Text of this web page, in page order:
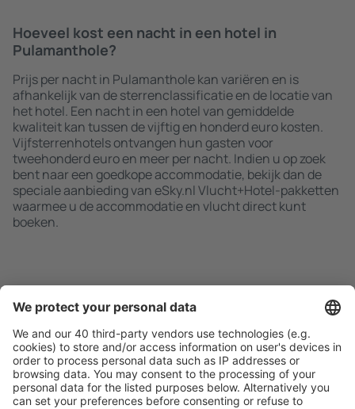
Hoeveel kost een nacht in een hotel in
Pulamanthole?
Prijs per nacht in Pulamanthole kan variëren en is
afhankelijk van de sterrenclassificatie en de locatie van
het hotel. Een nacht in een hotel van gemiddelde
kwaliteit kan tussen de vijftig en honderd euro kosten.
Vijfsterrenhotels ontvangen hun gasten voor
tweehonderd euro en meer per nacht. Indien u op zoek
bent naar een goedkope accommodatie, bekijk dan de
speciale aanbieding van eSky.nl Vlucht+Hotel-pakketten
waarmee u de accommodatie en vlucht direct kunt
boeken.
Zoek snel en gemakkelijk
Plan veilig
Zorgeloos boeken met gratiss annuleringsopties.